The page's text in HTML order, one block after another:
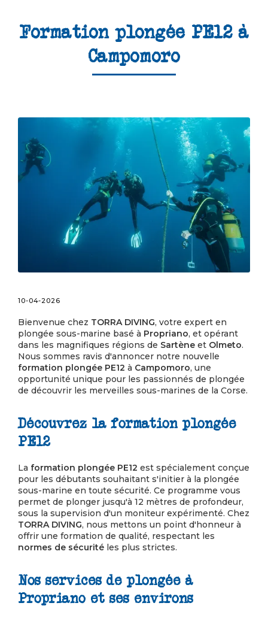
Formation plongée PE12 à
Campomoro
10-04-2026
Bienvenue chez TORRA DIVING, votre expert en
plongée sous-marine basé à Propriano, et opérant
dans les magnifiques régions de Sartène et Olmeto.
Nous sommes ravis d'annoncer notre nouvelle
formation plongée PE12 à Campomoro, une
opportunité unique pour les passionnés de plongée
de découvrir les merveilles sous-marines de la Corse.
Découvrez la formation plongée
PE12
La formation plongée PE12 est spécialement conçue
pour les débutants souhaitant s'initier à la plongée
sous-marine en toute sécurité. Ce programme vous
permet de plonger jusqu'à 12 mètres de profondeur,
sous la supervision d'un moniteur expérimenté. Chez
TORRA DIVING, nous mettons un point d'honneur à
offrir une formation de qualité, respectant les
normes de sécurité les plus strictes.
Nos services de plongée à
Propriano et ses environs